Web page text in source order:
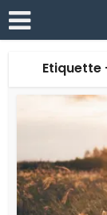
Etiquette